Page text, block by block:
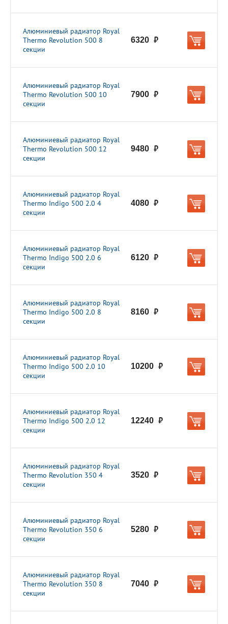
Алюминиевый радиатор Royal
Thermo Revolution 500 8
секции
6320 руб.
Алюминиевый радиатор Royal
Thermo Revolution 500 10
секции
7900 руб.
Алюминиевый радиатор Royal
Thermo Revolution 500 12
секции
9480 руб.
Алюминиевый радиатор Royal
Thermo Indigo 500 2.0 4
секции
4080 руб.
Алюминиевый радиатор Royal
Thermo Indigo 500 2.0 6
секции
6120 руб.
Алюминиевый радиатор Royal
Thermo Indigo 500 2.0 8
секции
8160 руб.
Алюминиевый радиатор Royal
Thermo Indigo 500 2.0 10
секции
10200 руб.
Алюминиевый радиатор Royal
Thermo Indigo 500 2.0 12
секции
12240 руб.
Алюминиевый радиатор Royal
Thermo Revolution 350 4
секции
3520 руб.
Алюминиевый радиатор Royal
Thermo Revolution 350 6
секции
5280 руб.
Алюминиевый радиатор Royal
Thermo Revolution 350 8
секции
7040 руб.